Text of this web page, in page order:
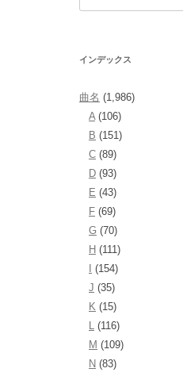
インデックス
曲名 (1,986)
A(106)
B (151)
C (89)
D (93)
E (43)
F (69)
G (70)
H (111)
(154)
J (35)
K (15)
L (116)
M (109)
N (83)